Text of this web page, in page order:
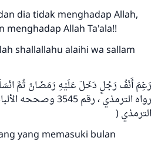
dia tidak menghadap Allah,
menghadap Allah Ta'ala!!
shallallahu alaihi wa sallam
رَغِمَ أَنْفُ رَجُلٍ دَخَلَ عَلَيْهِ رَمَضَانُ ثُمَّ
رواه الترمذي ، رقم
الترمذي (
yang memasuki bulan